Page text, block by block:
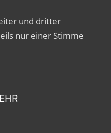
und dritter
nur einer Stimme